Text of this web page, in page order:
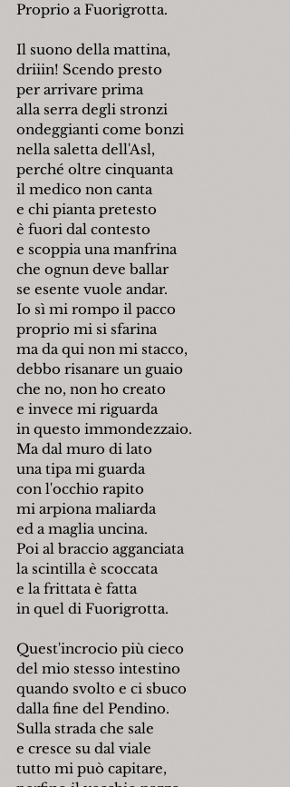
Proprio a Fuorigrotta.
Il suono della mattina,
driiin! Scendo presto
per arrivare prima
alla serra degli stronzi
ondeggianti come bonzi
nella saletta dell'Asl,
perché oltre cinquanta
il medico non canta
e chi pianta pretesto
è fuori dal contesto
e scoppia una manfrina
che ognun deve ballar
se esente vuole andar.
Io sì mi rompo il pacco
proprio mi si sfarina
ma da qui non mi stacco,
debbo risanare un guaio
che no, non ho creato
e invece mi riguarda
in questo immondezzaio.
Ma dal muro di lato
una tipa mi guarda
con l'occhio rapito
mi arpiona maliarda
ed a maglia uncina.
Poi al braccio agganciata
la scintilla è scoccata
e la frittata è fatta
in quel di Fuorigrotta.
Quest'incrocio più cieco
del mio stesso intestino
quando svolto e ci sbuco
dalla fine del Pendino.
Sulla strada che sale
e cresce su dal viale
tutto mi può capitare,